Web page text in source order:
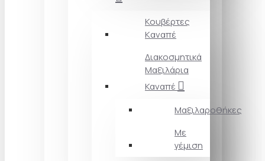
Κουβέρτες
Kαναπέ
Διακοσμητικά
Mαξιλάρια
Καναπέ
Μαξιλαροθήκες
Με
γέμιση